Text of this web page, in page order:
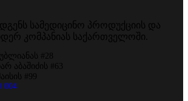
სამედიცინო პროდუქციის და
კომპანიას საქართველოში.
#28
აბაშიძის #63
#99
004